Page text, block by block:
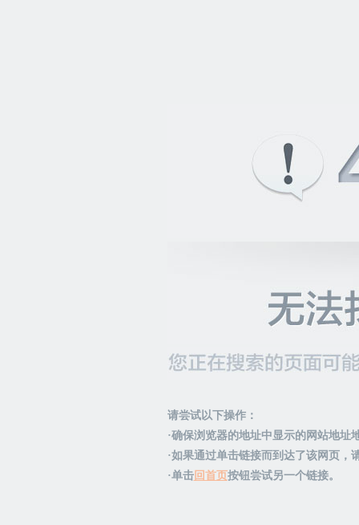
请尝试以下操作：
·确保浏览器的地址中显示的网站地址
·如果通过单击链接而到达了该网页，
·单击回首页按钮尝试另一个链接。